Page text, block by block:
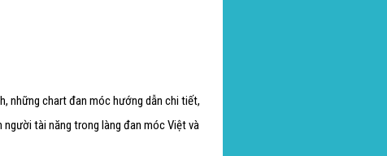
những chart đan móc hướng dẫn chi tiết,
tài năng trong làng đan móc Việt và